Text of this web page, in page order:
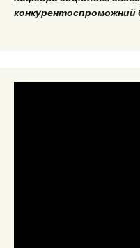
конкурентоспроможний